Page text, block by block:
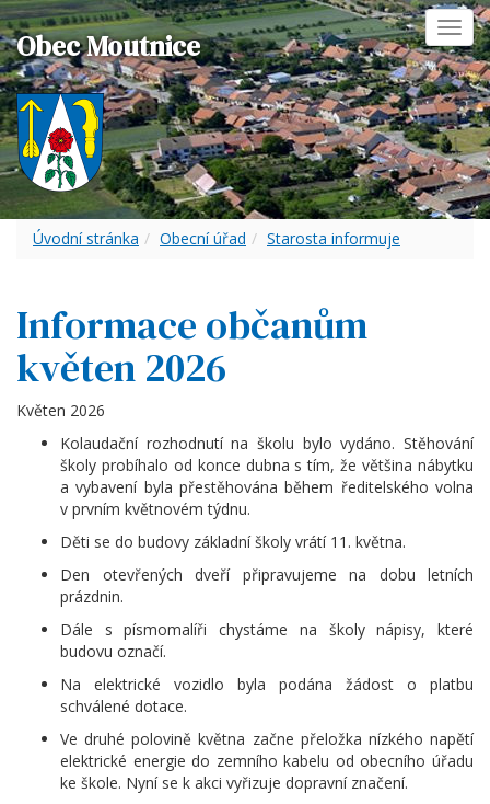
Obec Moutnice
Úvodní stránka Obecní úřad Starosta informuje
Informace občanům
květen 2026
Květen 2026
Kolaudační rozhodnutí na školu bylo vydáno. Stěhování
školy probíhalo od konce dubna s tím, že většina nábytku
a vybavení byla přestěhována během ředitelského volna
v prvním květnovém týdnu.
Děti se do budovy základní školy vrátí 11. května.
Den otevřených dveří připravujeme na dobu letních
prázdnin.
Dále s písmomalíři chystáme na školy nápisy, které
budovu označí.
Na elektrické vozidlo byla podána žádost o platbu
schválené dotace.
Ve druhé polovině května začne přeložka nízkého napětí
elektrické energie do zemního kabelu od obecního úřadu
ke škole. Nyní se k akci vyřizuje dopravní značení.